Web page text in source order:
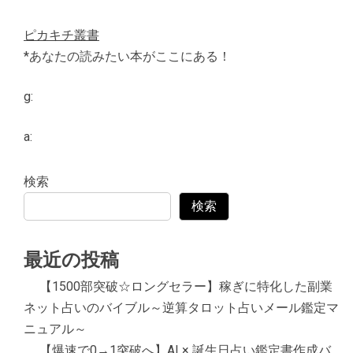
ピカキチ叢書
*あなたの読みたい本がここにある！
g:
a:
検索
検索
最近の投稿
【1500部突破☆ロングセラー】稼ぎに特化した副業
ネット占いのバイブル～逆算タロット占いメール鑑定マ
ニュアル～